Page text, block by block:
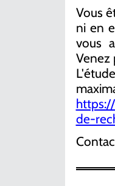
Vous
ni en
vous
Venez
de-